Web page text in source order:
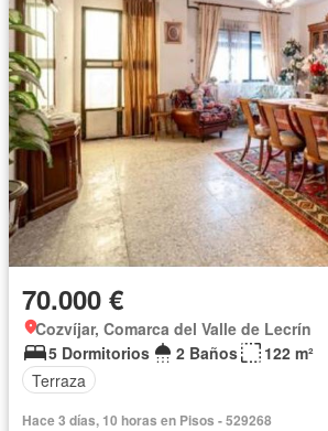
70.000 €
Cozvíjar, Comarca del Valle de Lecrín
5 Dormitorios
2 Baños
122 m²
Terraza
Hace 3 días, 10 horas en Pisos - 529268